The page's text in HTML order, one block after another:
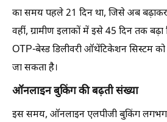
का समय पहले 21 दिन था, जिसे अब बढ़ाकर
वहीं, ग्रामीण इलाकों में इसे 45 दिन तक
OTP-बेस्ड डिलीवरी ऑथेंटिकेशन सिस्टम
जा सकता है।
ऑनलाइन बुकिंग की बढ़ती संख्या
इस समय, ऑनलाइन एलपीजी बुकिंग